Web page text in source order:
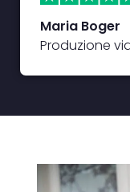
Maria Boger
Produzione